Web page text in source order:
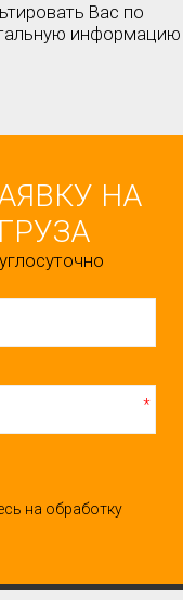
Вас по
НА
*
на обработку